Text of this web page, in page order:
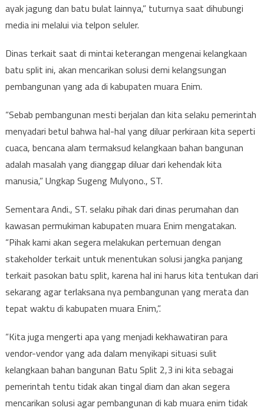
ayak jagung dan batu bulat lainnya,” tuturnya saat dihubungi
media ini melalui via telpon seluler.
Dinas terkait saat di mintai keterangan mengenai kelangkaan
batu split ini, akan mencarikan solusi demi kelangsungan
pembangunan yang ada di kabupaten muara Enim.
“Sebab pembangunan mesti berjalan dan kita selaku pemerintah
menyadari betul bahwa hal-hal yang diluar perkiraan kita seperti
cuaca, bencana alam termaksud kelangkaan bahan bangunan
adalah masalah yang dianggap diluar dari kehendak kita
manusia,” Ungkap Sugeng Mulyono., ST.
Sementara Andi., ST. selaku pihak dari dinas perumahan dan
kawasan permukiman kabupaten muara Enim mengatakan.
“Pihak kami akan segera melakukan pertemuan dengan
stakeholder terkait untuk menentukan solusi jangka panjang
terkait pasokan batu split, karena hal ini harus kita tentukan dari
sekarang agar terlaksana nya pembangunan yang merata dan
tepat waktu di kabupaten muara Enim,”.
“Kita juga mengerti apa yang menjadi kekhawatiran para
vendor-vendor yang ada dalam menyikapi situasi sulit
kelangkaan bahan bangunan Batu Split 2,3 ini kita sebagai
pemerintah tentu tidak akan tingal diam dan akan segera
mencarikan solusi agar pembangunan di kab muara enim tidak